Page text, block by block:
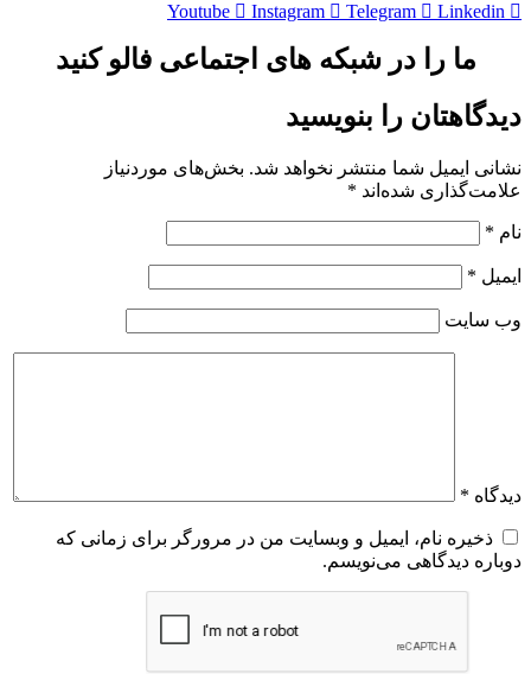
Youtube Instagram Telegram Linkedin
ما را در شبکه های اجتماعی فالو کنید
دیدگاهتان را بنویسید
نشانی ایمیل شما منتشر نخواهد شد. بخش‌های موردنیاز
علامت‌گذاری شده‌اند *
نام *
ایمیل *
وب‌ سایت
دیدگاه *
ذخیره نام، ایمیل و وبسایت من در مرورگر برای زمانی که
دوباره دیدگاهی می‌نویسم.